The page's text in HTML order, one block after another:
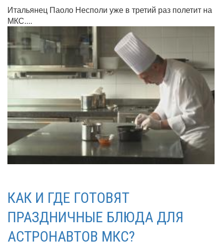
Итальянец Паоло Несполи уже в третий раз полетит на
МКС....
КАК И ГДЕ ГОТОВЯТ
ПРАЗДНИЧНЫЕ БЛЮДА ДЛЯ
АСТРОНАВТОВ МКС?